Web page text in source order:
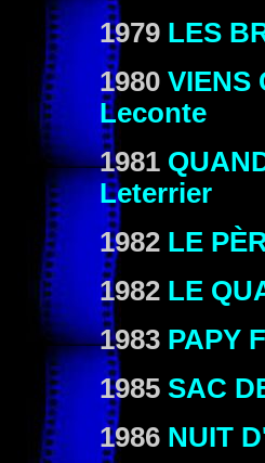
1979 LES
1980 VIENS
Leconte
1981
Leterrier
1982 LE
1982 LE
1983 PAPY
1985 SAC
1986 NUIT